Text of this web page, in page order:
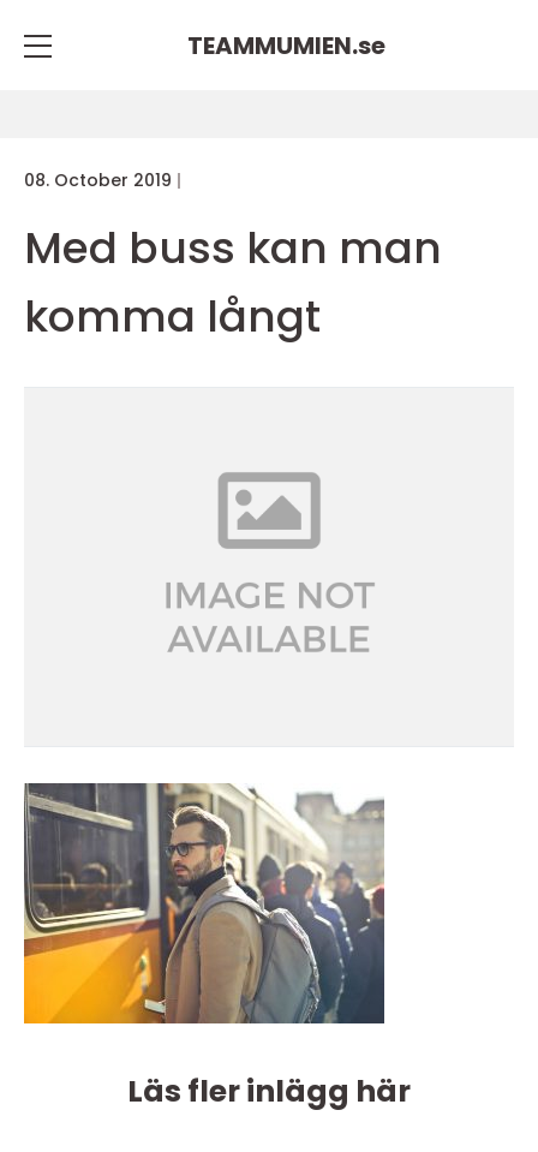
TEAMMUMIEN.se
08. October 2019
Med buss kan man
komma långt
Läs fler inlägg här